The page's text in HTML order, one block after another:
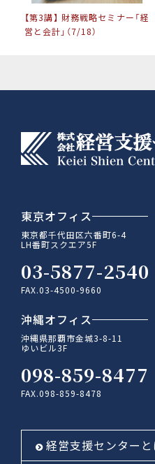
【第3講】 財務戦略セミナー「経
営と会計」（7/18）
東京オフィス
東京都千代田区六番町6-4
LH番町スクエア5F
03-5877-2540
FAX.03-4500-9660
沖縄オフィス
沖縄県那覇市金城3-8-11
ゆいビル3F
098-859-8477
FAX.098-859-8478
経営支援センターと